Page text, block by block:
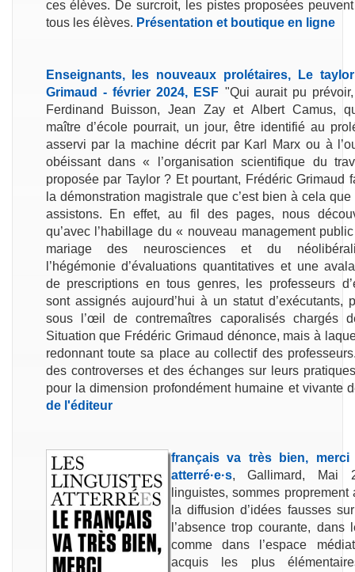
ces élèves. De surcroit, les pistes proposées
tous les élèves. Présentation et boutique en ligne
Enseignants, les nouveaux prolétaires, Le
Grimaud - février 2024, ESF "Qui aurait pu
Ferdinand Buisson, Jean Zay et Albert Camus,
maître d’école pourrait, un jour, être identifié au
asservi par la machine décrit par Karl Marx ou à
obéissant dans « l’organisation scientifique du
proposée par Taylor ? Et pourtant, Frédéric Grimaud
la démonstration magistrale que c’est bien à cela que
assistons. En effet, au fil des pages, nous
qu’avec l’habillage du « nouveau management
mariage des neurosciences et du
l’hégémonie d’évaluations quantitatives et une
de prescriptions en tous genres, les professeurs
sont assignés aujourd’hui à un statut d’exécutants,
sous l’œil de contremaîtres caporalisés chargés
Situation que Frédéric Grimaud dénonce, mais à
redonnant toute sa place au collectif des
des controverses et des échanges sur leurs
pour la dimension profondément humaine et vivante
de l'éditeur
français va très bien,
atterré·e·s, Gallimard, Mai
linguistes, sommes proprement
la diffusion d’idées fausses
l’absence trop courante, dans
comme dans l’espace
acquis les plus